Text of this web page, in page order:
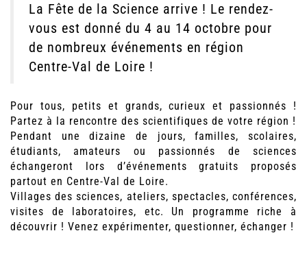
La Fête de la Science arrive ! Le rendez-
vous est donné du 4 au 14 octobre pour
de nombreux événements en région
Centre-Val de Loire !
Pour tous, petits et grands, curieux et passionnés !
Partez à la rencontre des scientifiques de votre région !
Pendant une dizaine de jours, familles, scolaires,
étudiants, amateurs ou passionnés de sciences
échangeront lors d’événements gratuits proposés
partout en Centre-Val de Loire.
Villages des sciences, ateliers, spectacles, conférences,
visites de laboratoires, etc. Un programme riche à
découvrir ! Venez expérimenter, questionner, échanger !